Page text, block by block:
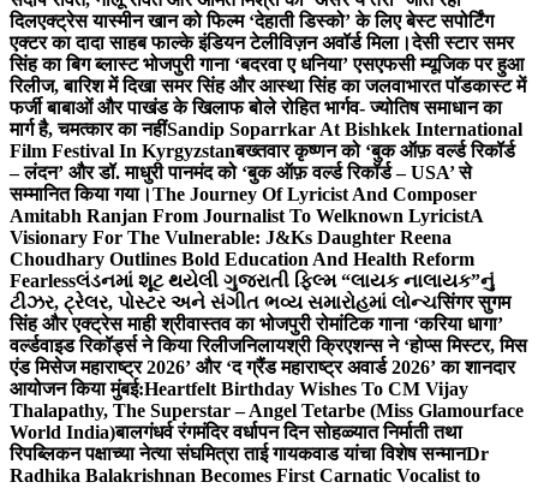
दिलएक्ट्रेस यास्मीन खान को फिल्म ‘देहाती डिस्को’ के लिए बेस्ट सपोर्टिंग
एक्टर का दादा साहब फाल्के इंडियन टेलीविज़न अवॉर्ड मिला।देसी स्टार समर
सिंह का बिग ब्लास्ट भोजपुरी गाना ‘बदरवा ए धनिया’ एसएफसी म्यूजिक पर हुआ
रिलीज, बारिश में दिखा समर सिंह और आस्था सिंह का जलवाभारत पॉडकास्ट में
फर्जी बाबाओं और पाखंड के खिलाफ बोले रोहित भार्गव- ज्योतिष समाधान का
मार्ग है, चमत्कार का नहींSandip Soparrkar At Bishkek International
Film Festival In Kyrgyzstanबख्तवार कृष्णन को ‘बुक ऑफ़ वर्ल्ड रिकॉर्ड
– लंदन’ और डॉ. माधुरी पानमंद को ‘बुक ऑफ़ वर्ल्ड रिकॉर्ड – USA’ से
सम्मानित किया गया।The Journey Of Lyricist And Composer
Amitabh Ranjan From Journalist To Welknown LyricistA
Visionary For The Vulnerable: J&Ks Daughter Reena
Choudhary Outlines Bold Education And Health Reform
Fearlessલંડનમાં શૂટ થયેલી ગુજરાતી ફિલ્મ “લાયક નાલાયક”નું
ટીઝર, ટ્રેલર, પોસ્ટર અને સંગીત ભવ્ય સમારોહમાં લોન્ચसिंगर सुगम
सिंह और एक्ट्रेस माही श्रीवास्तव का भोजपुरी रोमांटिक गाना ‘करिया धागा’
वर्ल्डवाइड रिकॉर्ड्स ने किया रिलीजनिलायश्री क्रिएशन्स ने ‘होप्स मिस्टर, मिस
एंड मिसेज महाराष्ट्र 2026’ और ‘द ग्रैंड महाराष्ट्र अवार्ड 2026’ का शानदार
आयोजन किया मुंबई:Heartfelt Birthday Wishes To CM Vijay
Thalapathy, The Superstar – Angel Tetarbe (Miss Glamourface
World India)बालगंधर्व रंगमंदिर वर्धापन दिन सोहळ्यात निर्माती तथा
रिपब्लिकन पक्षाच्या नेत्या संघमित्रा ताई गायकवाड यांचा विशेष सन्मानDr
Radhika Balakrishnan Becomes First Carnatic Vocalist to